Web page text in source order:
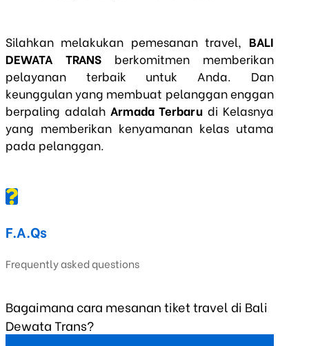
Silahkan melakukan pemesanan travel, BALI
DEWATA TRANSberkomitmen memberikan
pelayanan terbaik untuk Anda. Dan
keunggulan yang membuat pelanggan enggan
berpaling adalah Armada Terbaru di Kelasnya
yang memberikan kenyamanan kelas utama
pada pelanggan.
F.A.Qs
Frequently asked questions
Bagaimana cara mesanan tiket travel di Bali
Dewata Trans?